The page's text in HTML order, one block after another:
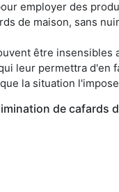
employer des
de maison, sans
être insensibles
leur permettra d'en
la situation
de cafards